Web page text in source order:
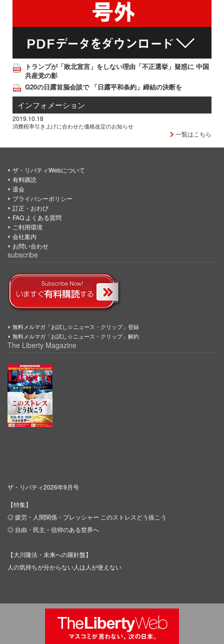
トランプが「敗北宣言」をしない理由「不正選挙」疑惑に 中国
共産党の影
G20の日露首脳会談で 「日露平和条約」締結の決断を
インフォメーション
2019.10.18
消費税率引き上げに合わせた価格改定のお知らせ
一覧はこちら
ザ・リバティWebについて
有料購読
退会
プライバシーポリシー
訂正・おわび
FAQ よくある質問
ご利用環境
会社案内
お問い合わせ
subscribe
無料メルマガ「お試し☆ニュース・クリップ」登録
無料メルマガ「お試し☆ニュース・クリップ」解約
The Liberty Magazine
ザ・リバティ2026年9月号
【特集】
◎ 疲労・人間関係・プレッシャー このストレスどう抜こう
◎ 自由・民主・信仰のある世界へ
【大川隆法・未来への羅針盤】
人の気持ちが分からない人は人が使えない